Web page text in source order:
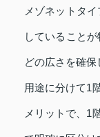
メゾネットタ
していること
どの広さを確保
用途に分けて1
メリットで、1